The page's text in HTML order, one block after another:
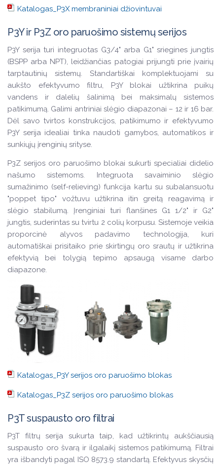
Katalogas_P3X membraniniai džiovintuvai
P3Y ir P3Z oro paruošimo sistemų serijos
P3Y serija turi integruotas G3/4" arba G1" sriegines jungtis
(BSPP arba NPT), leidžiančias patogiai prijungti prie įvairių
tarptautinių sistemų. Standartiškai komplektuojami su
aukšto efektyvumo filtru, P3Y blokai užtikrina puikų
vandens ir dalelių šalinimą bei maksimalų sistemos
patikimumą. Galimi antriniai slėgio diapazonai – 12 ir 16 bar.
Dėl savo tvirtos konstrukcijos, patikimumo ir efektyvumo
P3Y serija idealiai tinka naudoti gamybos, automatikos ir
sunkiųjų įrenginių srityse.
P3Z serijos oro paruošimo blokai sukurti specialiai didelio
našumo sistemoms. Integruota savaiminio slėgio
sumažinimo (self-relieving) funkcija kartu su subalansuotu
"poppet tipo" vožtuvu užtikrina itin greitą reagavimą ir
slėgio stabilumą. Įrenginiai turi flanšines G1 1/2" ir G2"
jungtis, suderintas su tvirtu 2 colių korpusu. Sistemoje veikia
proporcinė alyvos padavimo technologija, kuri
automatiškai prisitaiko prie skirtingų oro srautų ir užtikrina
efektyvią bei tolygią tepimo apsaugą visame darbo
diapazone.
Katalogas_P3Y serijos oro paruošimo blokas
Katalogas_P3Z serijos oro paruošimo blokas
P3T suspausto oro filtrai
P3T filtrų serija sukurta taip, kad užtikrintų aukščiausią
suspausto oro švarą ir ilgalaikį sistemos patikimumą. Filtrai
yra išbandyti pagal ISO 8573.9 standartą. Efektyvus skysčių